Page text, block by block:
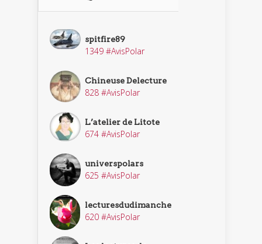
spitfire89
1349 #AvisPolar
Chineuse Delecture
828 #AvisPolar
L’atelier de Litote
674 #AvisPolar
universpolars
625 #AvisPolar
lecturesdudimanche
620 #AvisPolar